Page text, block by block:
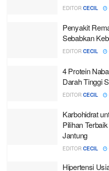
EDITOR CECIL
Penyakit
Sebabkan
EDITOR CECIL
4 Protein
Darah Tinggi
EDITOR CECIL
Karbohidrat
Pilihan
Jantung
EDITOR CECIL
Hipertensi